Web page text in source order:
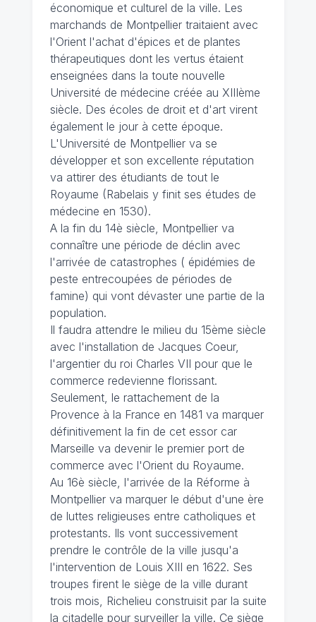
économique et culturel de la ville. Les
marchands de Montpellier traitaient avec
l'Orient l'achat d'épices et de plantes
thérapeutiques dont les vertus étaient
enseignées dans la toute nouvelle
Université de médecine créée au XIIIème
siècle. Des écoles de droit et d'art virent
également le jour à cette époque.
L'Université de Montpellier va se
développer et son excellente réputation
va attirer des étudiants de tout le
Royaume (Rabelais y finit ses études de
médecine en 1530).
A la fin du 14è siècle, Montpellier va
connaître une période de déclin avec
l'arrivée de catastrophes ( épidémies de
peste entrecoupées de périodes de
famine) qui vont dévaster une partie de la
population.
Il faudra attendre le milieu du 15ème siècle
avec l'installation de Jacques Coeur,
l'argentier du roi Charles VII pour que le
commerce redevienne florissant.
Seulement, le rattachement de la
Provence à la France en 1481 va marquer
définitivement la fin de cet essor car
Marseille va devenir le premier port de
commerce avec l'Orient du Royaume.
Au 16è siècle, l'arrivée de la Réforme à
Montpellier va marquer le début d'une ère
de luttes religieuses entre catholiques et
protestants. Ils vont successivement
prendre le contrôle de la ville jusqu'a
l'intervention de Louis XIII en 1622. Ses
troupes firent le siège de la ville durant
trois mois, Richelieu construisit par la suite
la citadelle pour surveiller la ville. Ce siège